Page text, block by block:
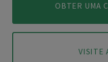
OBTER UMA
VISITE